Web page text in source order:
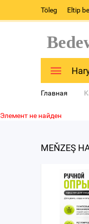
Töleg Eltip
Главная
Элемент не найден
MEŇZEŞ